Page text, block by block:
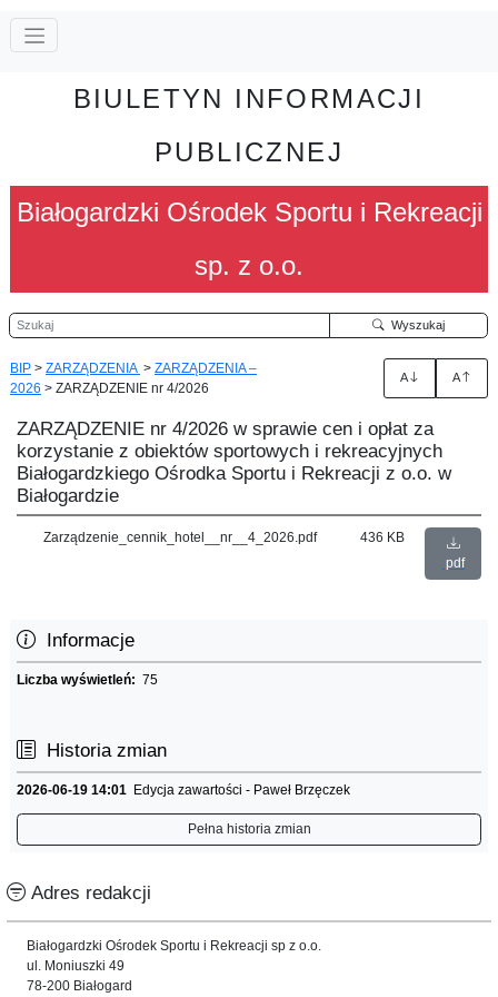
BIULETYN INFORMACJI
PUBLICZNEJ
Białogardzki Ośrodek Sportu i Rekreacji
sp. z o.o.
Szukaj Wyszukaj
BIP > ZARZĄDZENIA > ZARZĄDZENIA –
2026 > ZARZĄDZENIE nr 4/2026
A A
ZARZĄDZENIE nr 4/2026 w sprawie cen i opłat za
korzystanie z obiektów sportowych i rekreacyjnych
Białogardzkiego Ośrodka Sportu i Rekreacji z o.o. w
Białogardzie
Zarządzenie_cennik_hotel__nr__4_2026.pdf
436 KB
pdf
Informacje
Liczba wyświetleń: 75
Historia zmian
2026-06-19 14:01 Edycja zawartości - Paweł Brzęczek
Pełna historia zmian
Adres redakcji
Białogardzki Ośrodek Sportu i Rekreacji sp z o.o.
ul. Moniuszki 49
78-200 Białogard